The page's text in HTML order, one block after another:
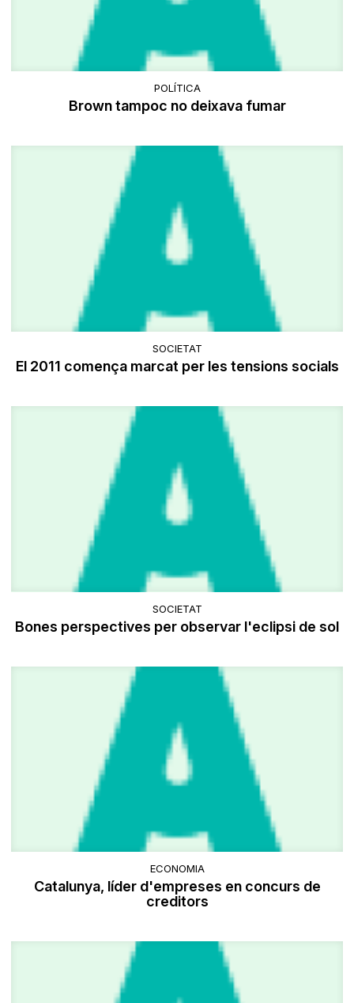
POLÍTICA
Brown tampoc no deixava fumar
SOCIETAT
El 2011 comença marcat per les tensions socials
SOCIETAT
Bones perspectives per observar l'eclipsi de sol
ECONOMIA
Catalunya, líder d'empreses en concurs de
creditors